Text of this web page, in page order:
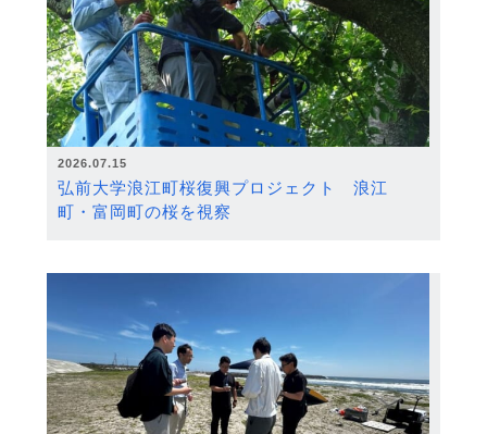
2026.07.15
弘前大学浪江町桜復興プロジェクト 浪江
町・富岡町の桜を視察